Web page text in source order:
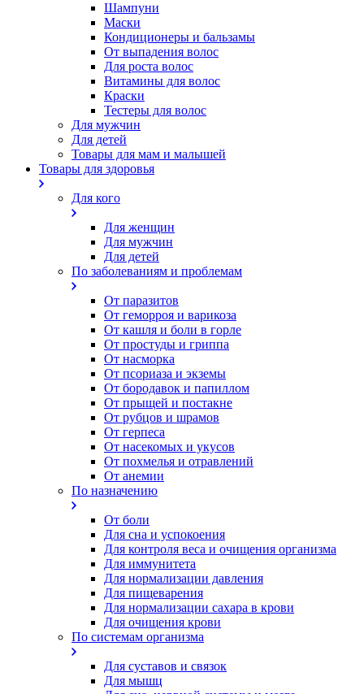
Шампуни
Маски
Кондиционеры и бальзамы
От выпадения волос
Для роста волос
Витамины для волос
Краски
Тестеры для волос
Для мужчин
Для детей
Товары для мам и малышей
Товары для здоровья
Для кого
Для женщин
Для мужчин
Для детей
По заболеваниям и проблемам
От паразитов
Oт геморроя и варикоза
От кашля и боли в горле
От простуды и гриппа
От насморка
Oт псориаза и экземы
От бородавок и папиллом
От прыщей и постакне
От рубцов и шрамов
От герпеса
От насекомых и укусов
От похмелья и отравлений
От анемии
По назначению
От боли
Для сна и успокоения
Для контроля веса и очищения организма
Для иммунитета
Для нормализации давления
Для пищеварения
Для нормализации сахара в крови
Для очищения крови
По системам организма
Для суставов и связок
Для мышц